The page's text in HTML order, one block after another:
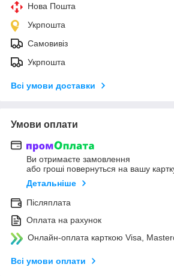
Нова Пошта
Укрпошта
Самовивіз
Укрпошта
Всі умови доставки
Умови оплати
Ви отримаєте замовлення
або гроші повернуться на вашу
Детальніше
Післяплата
Оплата на рахунок
Онлайн-оплата карткою Visa,
Всі умови оплати